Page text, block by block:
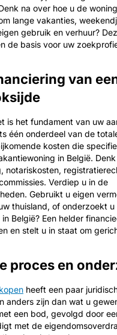
na over hoe u de
lange vakanties,
gebruik en verhuur?
de basis voor uw
van
is het fundament van uw
één onderdeel van de
kosten die
in België.
notariskosten,
Verdiep u in de
Gebruikt u eigen
thuisland, of onderzoekt
België? Een helder
en stelt u in staat om
proces en
heeft een paar
anders zijn dan wat u
een bod, gevolgd door
met de